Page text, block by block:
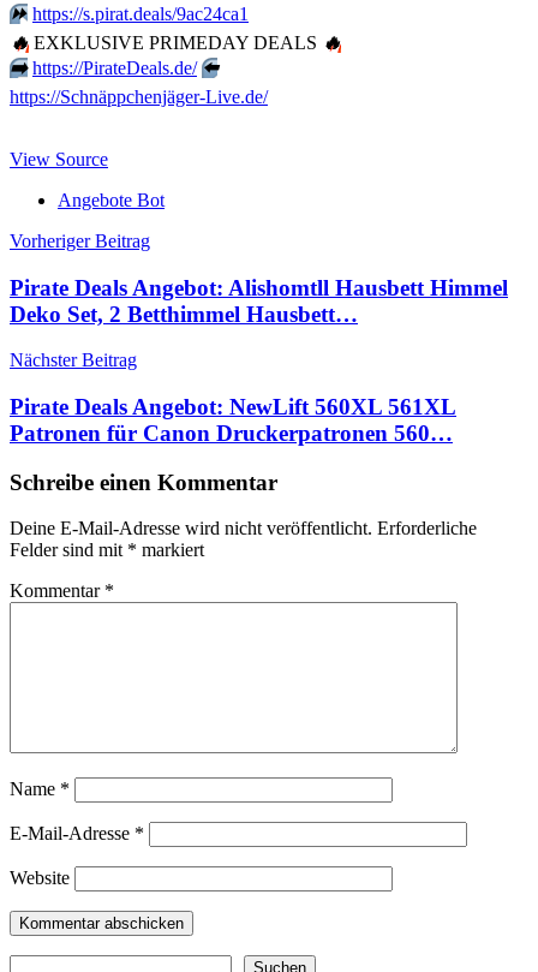
⏩️ https://s.pirat.deals/9ac24ca1
🔥 EXKLUSIVE PRIMEDAY DEALS 🔥
➡️ https://PirateDeals.de/ ⬅️
https://Schnäppchenjäger-Live.de/
View Source
Angebote Bot
Beitragsnavigation
Vorheriger Beitrag
Pirate Deals Angebot: Alishomtll Hausbett Himmel
Deko Set, 2 Betthimmel Hausbett…
Nächster Beitrag
Pirate Deals Angebot: NewLift 560XL 561XL
Patronen für Canon Druckerpatronen 560…
Schreibe einen Kommentar
Deine E-Mail-Adresse wird nicht veröffentlicht. Erforderliche
Felder sind mit * markiert
Kommentar *
Name *
E-Mail-Adresse *
Website
Suchen